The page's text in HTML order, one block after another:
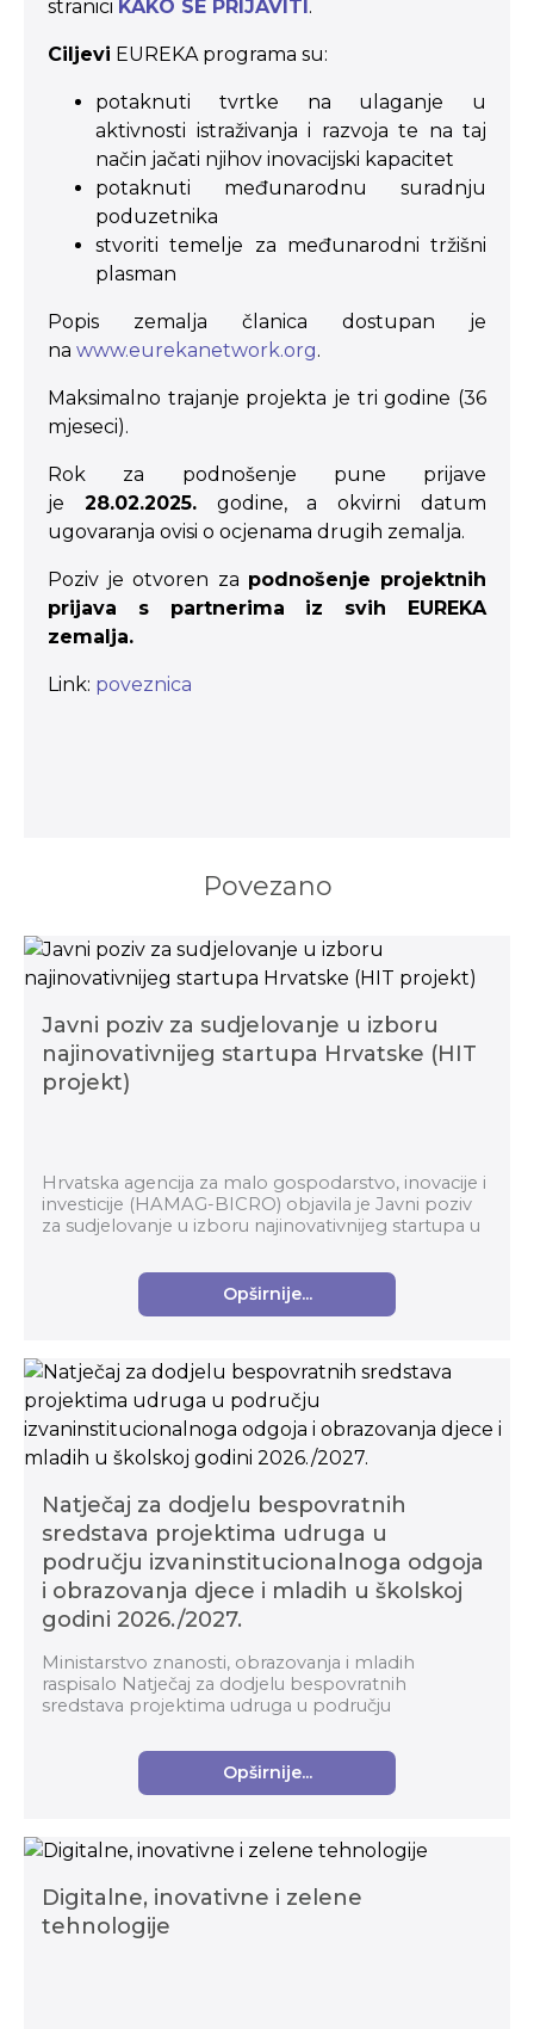
stranici KAKO SE PRIJAVITI .
Ciljevi EUREKA programa su:
potaknuti tvrtke na ulaganje u
aktivnosti istraživanja i razvoja te na taj
način jačati njihov inovacijski kapacitet
potaknuti međunarodnu suradnju
poduzetnika
stvoriti temelje za međunarodni tržišni
plasman
Popis zemalja članica dostupan je
na www.eurekanetwork.org.
Maksimalno trajanje projekta je tri godine (36
mjeseci).
Rok za podnošenje pune prijave
je 28.02.2025.godine, a okvirni datum
ugovaranja ovisi o ocjenama drugih zemalja.
Poziv je otvoren za podnošenje projektnih
prijava s partnerima iz svih EUREKA
zemalja.
Link: poveznica
Povezano
Javni poziv za sudjelovanje u izboru
najinovativnijeg startupa Hrvatske (HIT
projekt)
Hrvatska agencija za malo gospodarstvo, inovacije i
investicije (HAMAG-BICRO) objavila je Javni poziv
za sudjelovanje u izboru najinovativnijeg startupa u
Opširnije...
Natječaj za dodjelu bespovratnih
sredstava projektima udruga u
području izvaninstitucionalnoga odgoja
i obrazovanja djece i mladih u školskoj
godini 2026./2027.
Ministarstvo znanosti, obrazovanja i mladih
raspisalo Natječaj za dodjelu bespovratnih
sredstava projektima udruga u području
mladih u školskoj g...
Opširnije...
Digitalne, inovativne i zelene
tehnologije